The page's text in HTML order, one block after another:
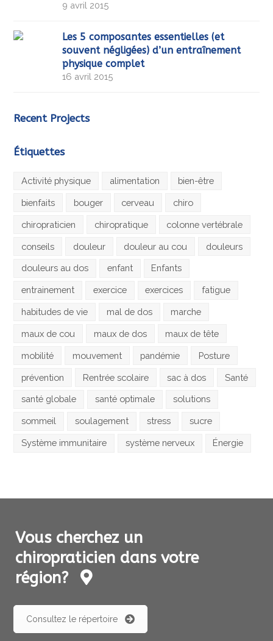
9 avril 2015
Les 5 composantes essentielles (et
souvent négligées) d’un entraînement
physique complet
16 avril 2015
Recent Projects
Étiquettes
Activité physique alimentation bien-être
bienfaits bouger cerveau chiro
chiropraticien chiropratique colonne vertébrale
conseils douleur douleur au cou douleurs
douleurs au dos enfant Enfants
entrainement exercice exercices fatigue
habitudes de vie mal de dos marche
maux de cou maux de dos maux de tête
mobilité mouvement pandémie Posture
prévention Rentrée scolaire sac à dos Santé
santé globale santé optimale solutions
sommeil soulagement stress sucre
Système immunitaire système nerveux Énergie
Vous cherchez un
chiropraticien dans votre
région?
Consultez le répertoire